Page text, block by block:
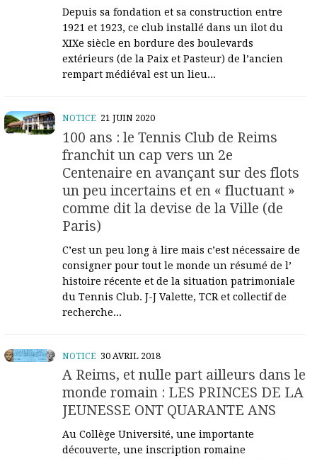
Depuis sa fondation et sa construction entre
1921 et 1923, ce club installé dans un ilot du
XIXe siècle en bordure des boulevards
extérieurs (de la Paix et Pasteur) de l’ancien
rempart médiéval est un lieu...
NOTICE 21 JUIN 2020
100 ans : le Tennis Club de Reims
franchit un cap vers un 2e
Centenaire en avançant sur des flots
un peu incertains et en « fluctuant »
comme dit la devise de la Ville (de
Paris)
C’est un peu long à lire mais c’est nécessaire de
consigner pour tout le monde un résumé de l’
histoire récente et de la situation patrimoniale
du Tennis Club. J-J Valette, TCR et collectif de
recherche...
NOTICE 30 AVRIL 2018
A Reims, et nulle part ailleurs dans le
monde romain : LES PRINCES DE LA
JEUNESSE ONT QUARANTE ANS
Au Collège Université, une importante
découverte, une inscription romaine